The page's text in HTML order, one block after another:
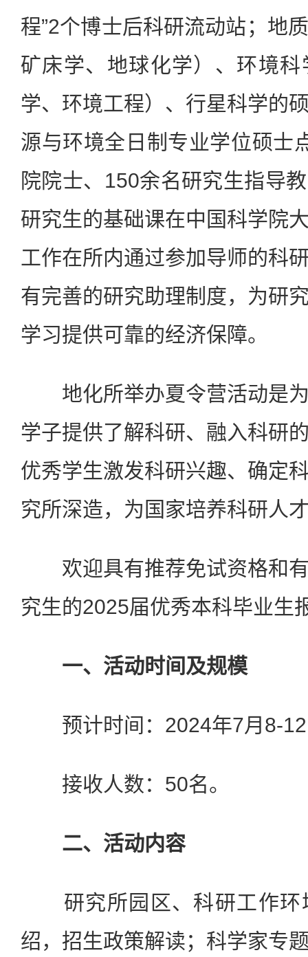
程”2个博士后科研流动站；地
矿床学、地球化学）、环境
学、环境工程）、行星科学的
源与环境全日制专业学位硕士
院院士、150余名研究生指导
研究生的基础课在中国科学院
工作在所内通过参加导师的科
有完善的研究助理制度，为研
学习提供可靠的经济保障。
地化所举办夏令营活动是为
学子提供了解科研、融入科研
优秀学生激发科研兴趣、确定
究所深造，为国家培养科研人
欢迎具有推荐免试资格和有
究生的2025届优秀本科毕业生
一、活动时间及规模
预计时间：2024年7月8-12
接收人数：50名。
二、活动内容
研究所园区、科研工作环
绍，招生政策解读；科学家专